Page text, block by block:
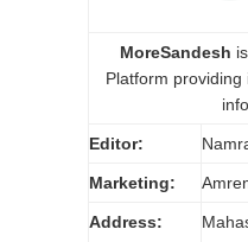
MoreSandesh
Platform
Editor:
Marketing:
Address: